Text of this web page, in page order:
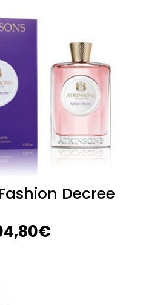
Decree
€El